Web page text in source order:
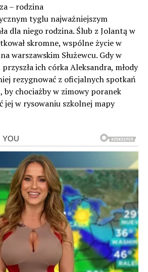
– rodzina
tyglu najważniejszym
dla niego rodzina. Ślub z Jolantą w
skromne, wspólne życie w
warszawskim Służewcu. Gdy w
ich córka Aleksandra, młody
rezygnować z oficjalnych spotkań
by chociażby w zimowy poranek
jej w rysowaniu szkolnej mapy